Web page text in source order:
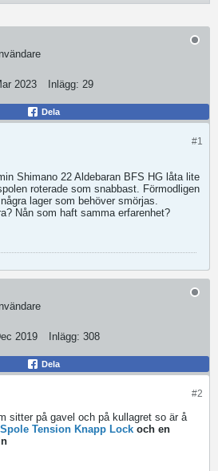
2023 Inlägg: 29
Dela
#1
Shimano 22 Aldebaran BFS HG låta lite
roterade som snabbast. Förmodligen
lager som behöver smörjas.
Nån som haft samma erfarenhet?
2019 Inlägg: 308
Dela
#2
sitter på gavel och på kullagret so är å
Spole Tension Knapp Lock och en